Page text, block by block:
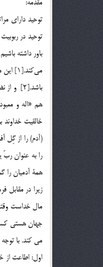
توحيد دارای
توحید در
باور داشته
همة آدميان را
زيرا در
جهان هستي کسي
مي کند. با
اول: اطاعت از